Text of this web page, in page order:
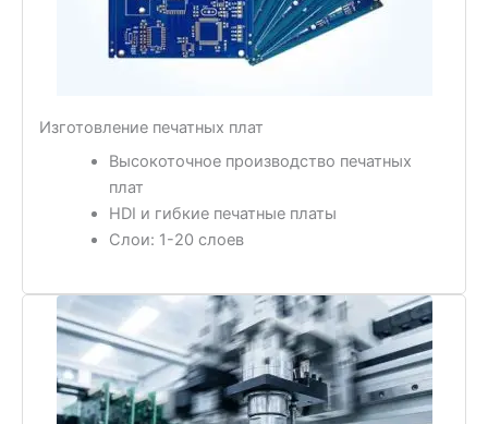
Изготовление печатных плат
Высокоточное производство печатных
плат
HDI и гибкие печатные платы
Слои: 1-20 слоев